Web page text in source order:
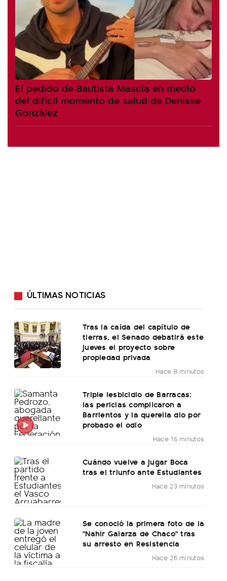
El pedido de Bautista Mascia en medio
del difícil momento de salud de Denisse
González
ÚLTIMAS NOTICIAS
Tras la caída del capítulo de
tierras, el Senado debatirá este
jueves el proyecto sobre
propiedad privada
Hace 8 minutos
Triple lesbicidio de Barracas:
las pericias complicaron a
Barrientos y la querella dio por
probado el odio
Hace 16 minutos
Cuándo vuelve a jugar Boca
tras el triunfo ante Estudiantes
Hace 23 minutos
Se conoció la primera foto de la
"Nahir Galarza de Chaco" tras
su arresto en Resistencia
Hace 26 minutos